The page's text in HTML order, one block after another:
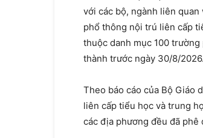
với các bộ, ngành liên
phổ thông nội trú liên cấp
thuộc danh mục 100
thành trước ngày 30/8/2026.
Theo báo cáo của Bộ Giáo
liên cấp tiểu học và trung
các địa phương đều đã phê